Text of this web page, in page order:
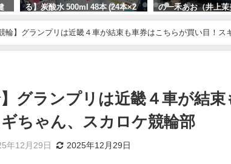
る】炭酸水 500ml 48本 (24本×2
ケース)送料無料！
2024年6月15日
の一禾あお（井上
実家「京つけもの
遽臨時休業で、天
樹里）は関係ないで
競輪】グランプリは近畿４車が結束も車券はこちらが買い目！ス
】グランプリは近畿４車が結
ギちゃん、スカロケ競輪部
年12月29日 2025年12月29日